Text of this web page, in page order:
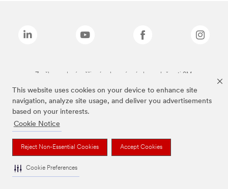
This website uses cookies on your device to enhance site
navigation, analyze site usage, and deliver you advertisements
based on your interests.
Cookie Notice
Reject Non-Essential Cookies Accept Cookies
Cookie Preferences
Značky uvedené vyššie sú ochranné známky spoločnosti 3M.